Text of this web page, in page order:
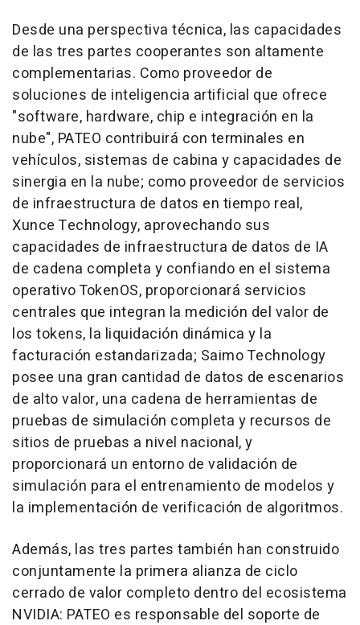
Desde una perspectiva técnica, las capacidades
de las tres partes cooperantes son altamente
complementarias. Como proveedor de
soluciones de inteligencia artificial que ofrece
"software, hardware, chip e integración en la
nube", PATEO contribuirá con terminales en
vehículos, sistemas de cabina y capacidades de
sinergia en la nube; como proveedor de servicios
de infraestructura de datos en tiempo real,
Xunce Technology, aprovechando sus
capacidades de infraestructura de datos de IA
de cadena completa y confiando en el sistema
operativo TokenOS, proporcionará servicios
centrales que integran la medición del valor de
los tokens, la liquidación dinámica y la
facturación estandarizada; Saimo Technology
posee una gran cantidad de datos de escenarios
de alto valor, una cadena de herramientas de
pruebas de simulación completa y recursos de
sitios de pruebas a nivel nacional, y
proporcionará un entorno de validación de
simulación para el entrenamiento de modelos y
la implementación de verificación de algoritmos.
Además, las tres partes también han construido
conjuntamente la primera alianza de ciclo
cerrado de valor completo dentro del ecosistema
NVIDIA: PATEO es responsable del soporte de